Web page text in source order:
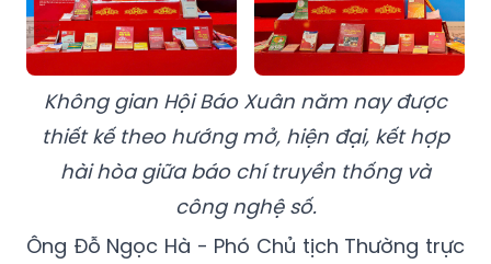
Không gian Hội Báo Xuân năm nay được
thiết kế theo hướng mở, hiện đại, kết hợp
hài hòa giữa báo chí truyền thống và
công nghệ số.
Ông Đỗ Ngọc Hà - Phó Chủ tịch Thường trực